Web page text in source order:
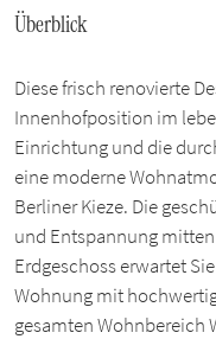
Überblick
Diese frisch renovierte
Innenhofposition im
Einrichtung und die
eine moderne
Berliner Kieze. Die
und Entspannung
Erdgeschoss erwartet
Wohnung mit
gesamten Wohnbereich